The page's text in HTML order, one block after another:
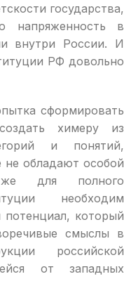
государства,
в
внутри России. И
РФ довольно
сформировать
химеру из
и понятий,
не обладают особой
для полного
необходим
потенциал, который
смыслы в
российской
от западных